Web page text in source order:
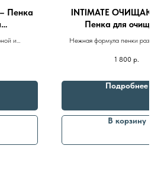
Пенка
и
INTIMATE
Пенка для
деликатных зон,
Нежная формула пенки
обеспечивает 100%
1 800 р.
Подробнее
В корзину
07 97
Челябинск